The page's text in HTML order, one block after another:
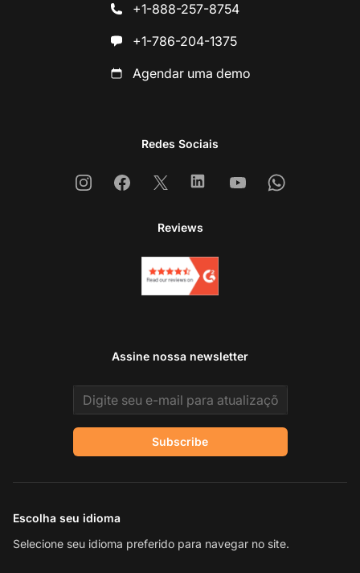
+1-888-257-8754
+1-786-204-1375
Agendar uma demo
Redes Sociais
InstagramFacebook
X LinkedinYoutubeWhatsapp
Reviews
Assine nossa newsletter
Email address
Subscribe
Escolha seu idioma
Selecione seu idioma preferido para navegar no site.